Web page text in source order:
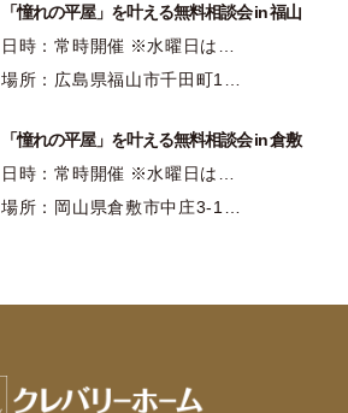
「憧れの平屋」を叶える無料相談会 in 福山
日時：常時開催 ※水曜日は…
場所：広島県福山市千田町1…
「憧れの平屋」を叶える無料相談会 in 倉敷
日時：常時開催 ※水曜日は…
場所：岡山県倉敷市中庄3-1…